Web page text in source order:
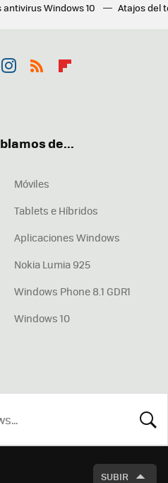
antivirus Windows 10 Atajos del
de...
Móviles
Tablets e Híbridos
Aplicaciones Windows
Nokia Lumia 925
Windows Phone 8.1 GDR1
Windows 10
SUBIR